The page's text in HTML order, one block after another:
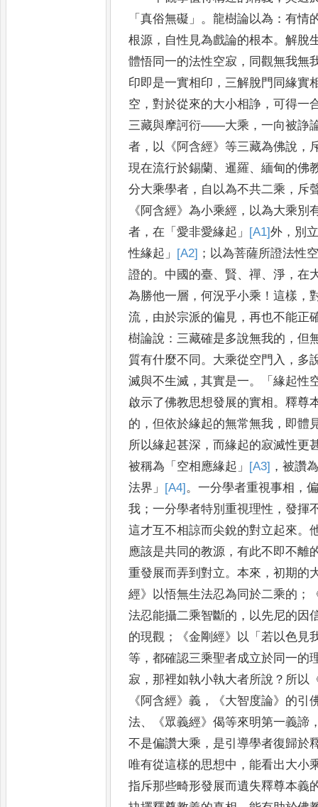
「真俗無礙 」。龍樹論以為 ：有情
根源 ， 自性見為戲論的根本。解脫
體悟同一的法性空寂 ， 同觀無我無
印即是一實相印 ，三解脫門同緣實
空 ，對於從來的大小相諍 ，可得一
三藏與摩訶衍——大乘 ，一向被諍
者 ， 以 《 阿含經》等三藏為佛說 ，
現在流行於錫蘭、暹羅、緬甸的佛
分大乘學者 ， 自以為不共二乘 ， 斥
《 阿含經》為小乘經 ， 以為大乘別
者 ，在 「愛非愛緣起 」 [A1]外 ， 別
性緣起 」 [A2] ； 以為菩薩所證法性
證的。 中國的臺、 賢、禪、淨 ，在
為勝他一層 ，何況乎小乘 ！這樣 ，
流 ， 由於宗派的偏見 ，再也不能正
樹論說 ：三藏確是多說無我的 ，但
質有什麼不同 。 大乘從空門入 ， 多
滅與不生滅 ，其實是一。「緣起性
啟示了佛教思想發展的實相 。釋尊
的 ，但依於緣起的無常無我 ， 即體
所以緣起甚深 ， 而緣起的寂滅性更
被稱為 「 空相應緣起 」 [A3] ，被讚
法界 」 [A4] 。一分學者重視事相 ，
我 ；一分學者特別重視理性 ，發揮
這才互不相諒而尖銳的對立起來。
應該是共同的教源 ，有此不即不離
重發展而弄到對立。本來 ，初期的
經》 以悟無生法忍為同於二乘的 ；
法忍能攝二乘智斷的 ， 以先尼的因
的現觀 ； 《金剛經》 以 「若以色見
等 ，都確認三乘聖者成立於同一的
寂 ，那裡如執小執大者所說 ？ 所以
《 阿含經》義 ， 《大智度論》 的引
法、 《眾義經》偈等來明第一義諦
不是偏讚大乘 ， 是引導學者復歸於
唯有從這樣的思想中 ，能看出大小
指斥那些畸形發展而遺失釋尊本義